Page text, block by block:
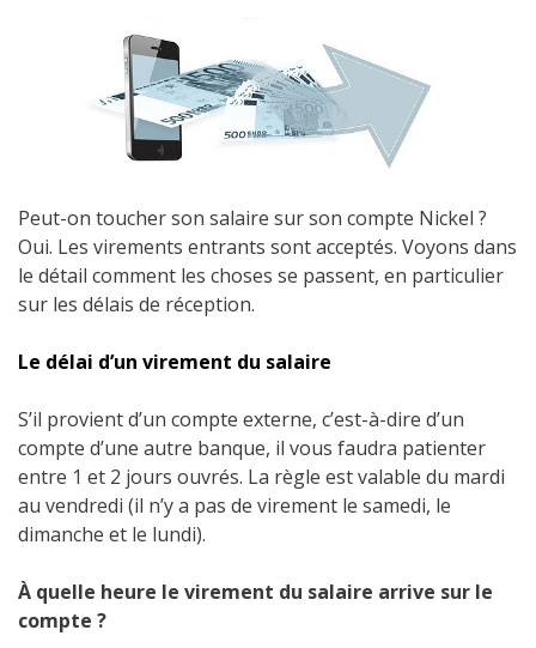
Peut-on toucher son salaire sur son compte Nickel ?
Oui. Les virements entrants sont acceptés. Voyons dans
le détail comment les choses se passent, en particulier
sur les délais de réception.
Le délai d’un virement du salaire
S’il provient d’un compte externe, c’est-à-dire d’un
compte d’une autre banque, il vous faudra patienter
entre 1 et 2 jours ouvrés. La règle est valable du mardi
au vendredi (il n’y a pas de virement le samedi, le
dimanche et le lundi).
À quelle heure le virement du salaire arrive sur le
compte ?